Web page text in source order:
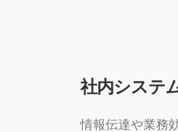
社内システ
情報伝達や業務